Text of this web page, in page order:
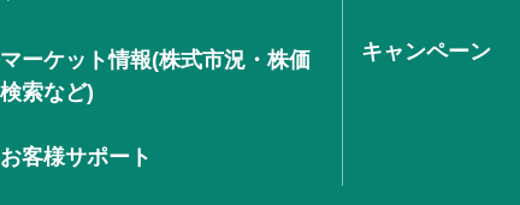
マーケット情報(株式市況・株価
検索など)
お客様サポート
キャンペーン